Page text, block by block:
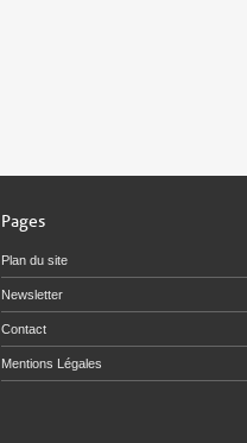
Pages
Plan du site
Newsletter
Contact
Mentions Légales